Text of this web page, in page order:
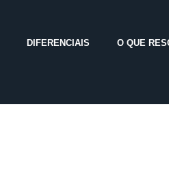
DIFERENCIAIS O QUE